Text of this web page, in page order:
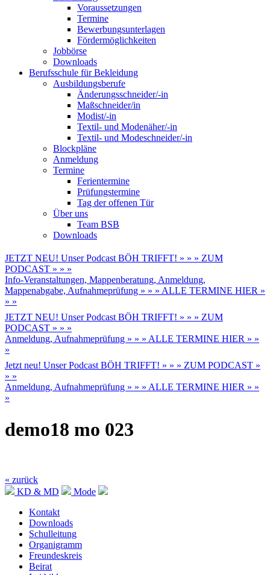
Voraussetzungen
Termine
Bewerbungsunterlagen
Fördermöglichkeiten
Jobbörse
Downloads
Berufsschule für Bekleidung
Ausbildungsberufe
Änderungsschneider/-in
Maßschneider/in
Modist/-in
Textil- und Modenäher/-in
Textil- und Modeschneider/-in
Blockpläne
Anmeldung
Termine
Ferientermine
Prüfungstermine
Tag der offenen Tür
Über uns
Team BSB
Downloads
JETZT NEU! Unser Podcast BÖH TRIFFT! » » » ZUM
PODCAST » » »
Info-Veranstaltungen, Mappenberatung, Anmeldung,
Mappenabgabe, Aufnahmeprüfung » » » ALLE TERMINE HIER »
» »
JETZT NEU! Unser Podcast BÖH TRIFFT! » » » ZUM
PODCAST » » »
Anmeldung, Aufnahmeprüfung » » » ALLE TERMINE HIER » »
»
Jetzt neu! Unser Podcast BÖH TRIFFT! » » » ZUM PODCAST »
» »
Anmeldung, Aufnahmeprüfung » » » ALLE TERMINE HIER » »
»
demo18 mo 023
« zurück
KD & MD
Mode
Kontakt
Downloads
Schulleitung
Organigramm
Freundeskreis
Beirat